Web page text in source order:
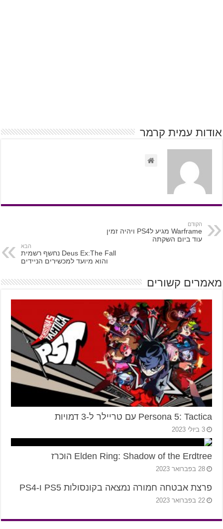
אודות עמית קרמר
הקודם
Warframe מגיע לPS4 ויהיה זמין
עוד ביום השקתה
הבא
Deus Ex:The Fall נחשף רשמית
והוא מיועד למכשירים הניידים
מאמרים קשורים
Persona 5: Tactica עם טריילר ל-3 דמויות
3 ביולי 2023
Elden Ring: Shadow of the Erdtree הוכרז
28 בפברואר 2023
פרצת אבטחה חמורה נמצאה בקונסולות PS5 ו-PS4
22 בפברואר 2023